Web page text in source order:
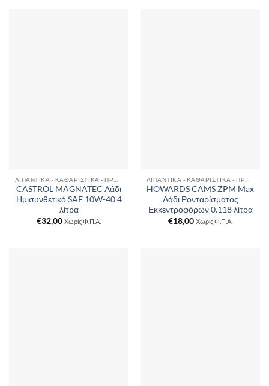
CASTROL MAGNATEC Λάδι
Ημισυνθετικό SAE 10W-40 4
λίτρα
€32,00 Χωρίς Φ.Π.Α.
HOWARDS CAMS ZPM Max
Λάδι Ρονταρίσματος
Εκκεντροφόρων 0.118 λίτρα
€18,00 Χωρίς Φ.Π.Α.